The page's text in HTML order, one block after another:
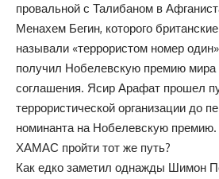
провальной с Талибаном в
Менахем Бегин, которого
называли «террористом номер
получил Нобелевскую премию
соглашения. Ясир Арафат прошел
террористической организации до
номинанта на Нобелевскую
ХАМАС пройти тот же путь?
Как едко заметил однажды Шимон